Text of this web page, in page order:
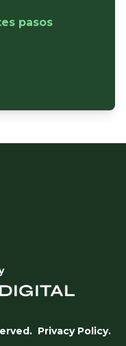
pasos
Privacy Policy.